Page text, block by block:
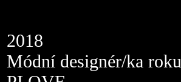
2018
Módní designér/ka roku